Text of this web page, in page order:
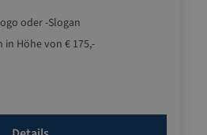
oder -Slogan
in Höhe von € 175,-